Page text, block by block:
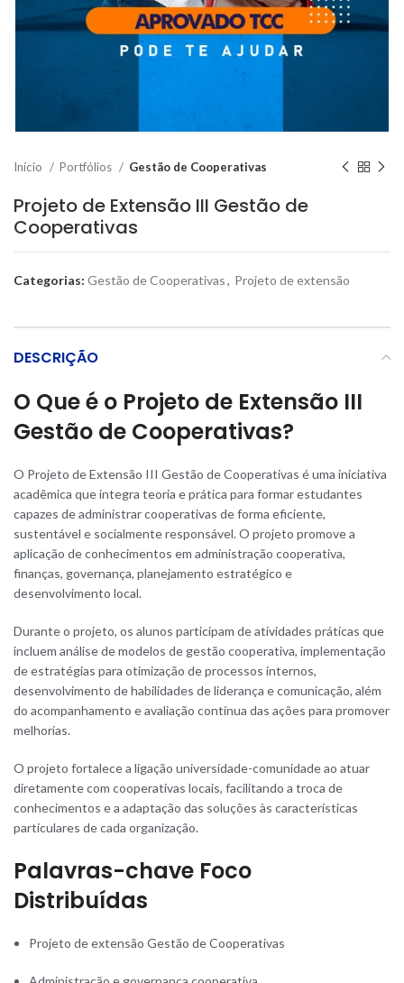
Início Portfólios Gestão de Cooperativas
Projeto de Extensão III Gestão de
Cooperativas
Categorias: Gestão de Cooperativas, Projeto de extensão
DESCRIÇÃO
O Que é o Projeto de Extensão III
Gestão de Cooperativas?
O Projeto deExtensão III Gestão de Cooperativas é uma iniciativa
acadêmica que integra teoria e prática para formar estudantes
capazes de administrar cooperativas de forma eficiente,
sustentável e socialmente responsável. O projeto promove a
aplicação de conhecimentos em administração cooperativa,
finanças, governança, planejamento estratégico e
desenvolvimento local.
Durante o projeto, os alunos participam de atividades práticas que
incluem análise de modelos de gestão cooperativa, implementação
de estratégias para otimização de processos internos,
desenvolvimento de habilidades de liderança e comunicação, além
do acompanhamento e avaliação contínua das ações para promover
melhorias.
O projeto fortalece a ligação universidade-comunidade ao atuar
diretamente com cooperativas locais, facilitando a troca de
conhecimentos e a adaptação das soluções às características
particulares de cada organização.
Palavras-chave Foco
Distribuídas
Projeto de extensão Gestão de Cooperativas